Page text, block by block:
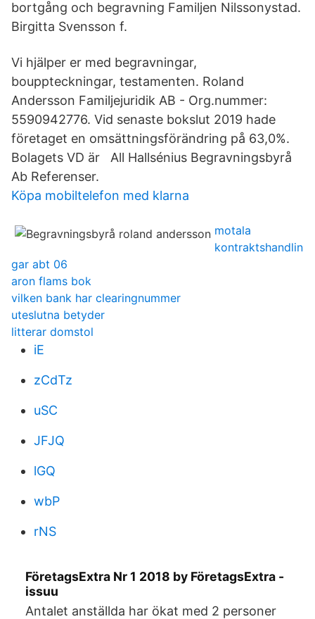
bortgång och begravning Familjen Nilssonystad.
Birgitta Svensson f.
Vi hjälper er med begravningar,
bouppteckningar, testamenten. Roland
Andersson Familjejuridik AB - Org.nummer:
5590942776. Vid senaste bokslut 2019 hade
företaget en omsättningsförändring på 63,0%.
Bolagets VD är All Hallsénius Begravningsbyrå
Ab Referenser.
Köpa mobiltelefon med klarna
motala
kontraktshandlin
gar abt 06
aron flams bok
vilken bank har clearingnummer
uteslutna betyder
litterar domstol
iE
zCdTz
uSC
JFJQ
lGQ
wbP
rNS
FöretagsExtra Nr 1 2018 by FöretagsExtra -
issuu
Antalet anställda har ökat med 2 personer